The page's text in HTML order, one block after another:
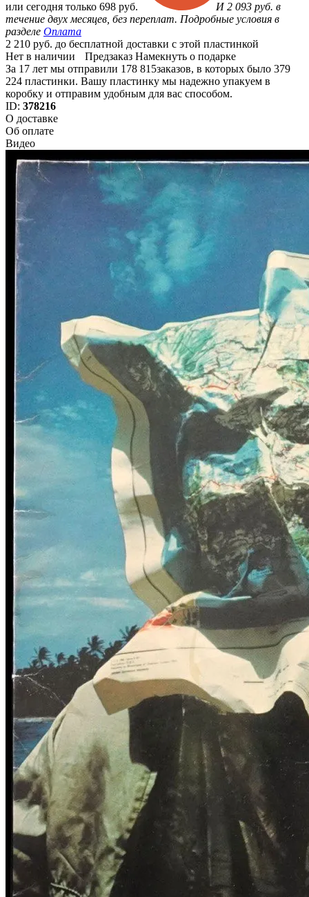
или сегодня только 698 руб.
И 2 093 руб. в
течение двух месяцев, без переплат. Подробные условия в
разделе Оплата
2 210 руб. до бесплатной доставки с этой пластинкой
Нет в наличии
Предзаказ Намекнуть о подарке
За 17 лет мы отправили 178 815заказов, в которых было 379
224 пластинки. Вашу пластинку мы надежно упакуем в
коробку и отправим удобным для вас способом.
ID: 378216
О доставке
Об оплате
Видео